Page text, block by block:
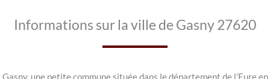
Informations sur la ville de Gasny 27620
Gasny, une petite commune située dans le département de l’Eure en